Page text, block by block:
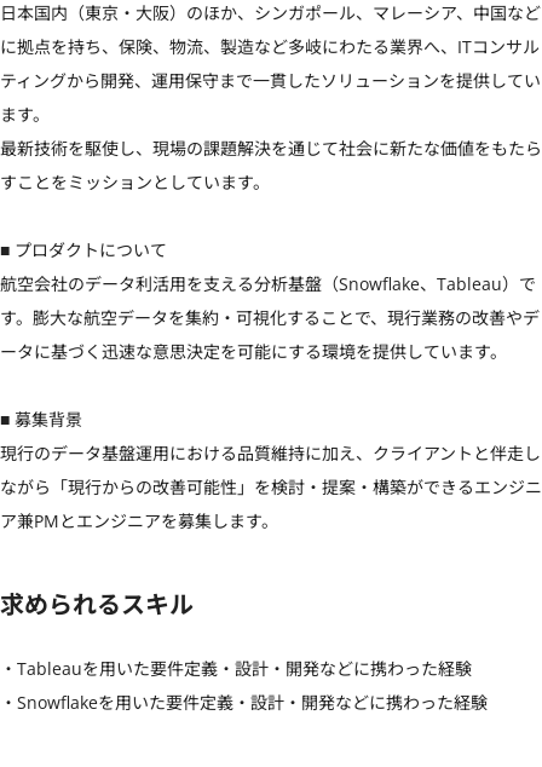
日本国内（東京・大阪）のほか、シンガポール、マレーシア、中国など
に拠点を持ち、保険、物流、製造など多岐にわたる業界へ、ITコンサル
ティングから開発、運用保守まで一貫したソリューションを提供してい
ます。
最新技術を駆使し、現場の課題解決を通じて社会に新たな価値をもたら
すことをミッションとしています。
■ プロダクトについて
航空会社のデータ利活用を支える分析基盤（Snowflake、Tableau）で
す。膨大な航空データを集約・可視化することで、現行業務の改善やデ
ータに基づく迅速な意思決定を可能にする環境を提供しています。
■ 募集背景
現行のデータ基盤運用における品質維持に加え、クライアントと伴走し
ながら「現行からの改善可能性」を検討・提案・構築ができるエンジニ
ア兼PMとエンジニアを募集します。
求められるスキル
・Tableauを用いた要件定義・設計・開発などに携わった経験
・Snowflakeを用いた要件定義・設計・開発などに携わった経験